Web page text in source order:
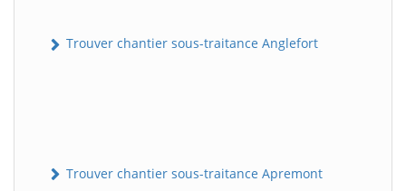
Trouver chantier sous-traitance Anglefort
Trouver chantier sous-traitance Apremont